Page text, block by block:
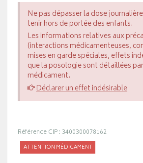
Ne pas dépasser la dose
tenir hors de portée des enfants.
Les informations relatives aux
(interactions médicamenteuses,
mises en garde spéciales, effets
que la posologie sont détaillées
médicament.
Déclarer un effet indésirable
Référence CIP : 3400300078162
ATTENTION MÉDICAMENT